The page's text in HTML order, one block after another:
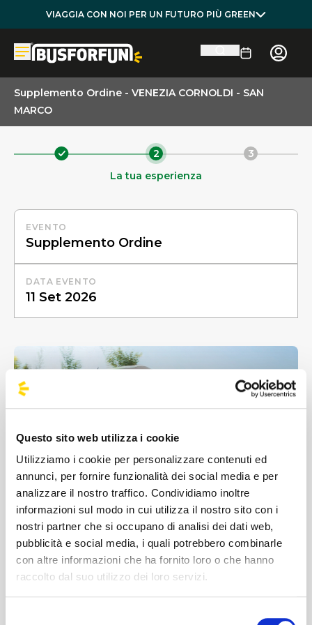
Questo sito web utilizza i cookie
Utilizziamo i cookie per personalizzare contenuti ed
annunci, per fornire funzionalità dei social media e per
analizzare il nostro traffico. Condividiamo inoltre
informazioni sul modo in cui utilizza il nostro sito con i
nostri partner che si occupano di analisi dei dati web,
pubblicità e social media, i quali potrebbero combinarle
con altre informazioni che ha fornito loro o che hanno
raccolto dal suo utilizzo dei loro servizi.
VIAGGIA CON NOI PER UN FUTURO PIÙ GREEN
Supplemento Ordine - VENEZIA CORNOLDI - SAN
MARCO
2
La tua esperienza
3
EVENTO
DATA EVENTO
Ven 11 Settembre 2026 • VENEZIA CORNOLDI - SAN
Supplemento
Ordine